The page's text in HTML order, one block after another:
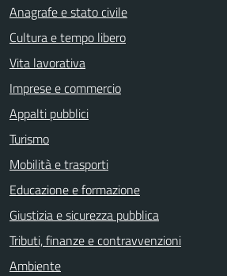
Anagrafe e stato civile
Cultura e tempo libero
Vita lavorativa
Imprese e commercio
Appalti pubblici
Turismo
Mobilità e trasporti
Educazione e formazione
Giustizia e sicurezza pubblica
Tributi, finanze e contravvenzioni
Ambiente